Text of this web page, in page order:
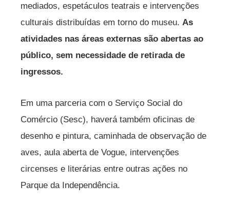
mediados, espetáculos teatrais e intervenções
culturais distribuídas em torno do museu. As
atividades nas áreas externas são abertas ao
público, sem necessidade de retirada de
ingressos.
Em uma parceria com o Serviço Social do
Comércio (Sesc), haverá também oficinas de
desenho e pintura, caminhada de observação de
aves, aula aberta de Vogue, intervenções
circenses e literárias entre outras ações no
Parque da Independência.